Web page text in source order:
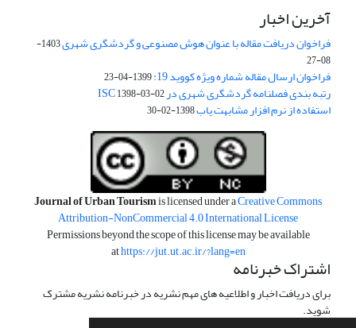
آخرین اخبار
فراخوان دریافت مقاله با عنوان هوش مصنوعی و گردشگری شهری
1403-
08-27
فراخوان ارسال مقاله شماره ویژه کووید 19: 1399-04-23
رتبه بندی فصلنامه گردشگری شهری در ISC1398-03-02
استفاده از نرم افزار مشابهت یاب1398-02-30
Journal of Urban Tourismis licensed under aCreative Commons
Attribution-NonCommercial 4.0 International License
Permissions beyond the scope of this license may be available
athttps://jut.ut.ac.ir/?lang=en
اشتراک خبرنامه
برای دریافت اخبار و اطلاعیه های مهم نشریه در خبرنامه نشریه مشترک
شوید.